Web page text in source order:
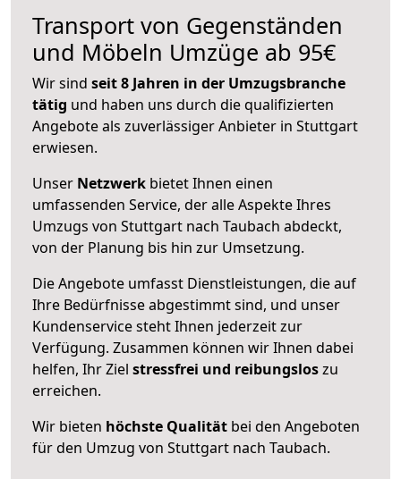
Transport von Gegenständen
und Möbeln Umzüge ab 95€
Wir sind seit 8 Jahren in der Umzugsbranche
tätig und haben uns durch die qualifizierten
Angebote als zuverlässiger Anbieter in Stuttgart
erwiesen.
Unser Netzwerk bietet Ihnen einen
umfassenden Service, der alle Aspekte Ihres
Umzugs von Stuttgart nach Taubach abdeckt,
von der Planung bis hin zur Umsetzung.
Die Angebote umfasst Dienstleistungen, die auf
Ihre Bedürfnisse abgestimmt sind, und unser
Kundenservice steht Ihnen jederzeit zur
Verfügung. Zusammen können wir Ihnen dabei
helfen, Ihr Ziel stressfrei und reibungsloszu
erreichen.
Wir bieten höchste Qualität bei den Angeboten
für den Umzug von Stuttgart nach Taubach.